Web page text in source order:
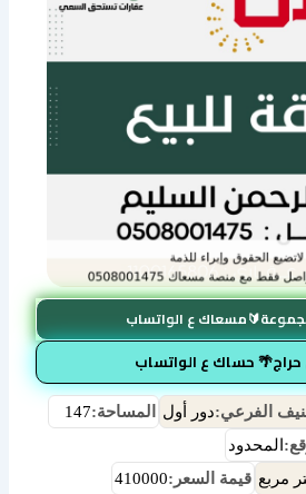
ع الواتساب
حراج🌴 حساك ع الواتساب
الفرعي:دور أول المساحة:147
المحدود
قيمة السعر:410000